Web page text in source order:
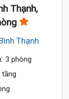
Thạnh,
Thạnh
3 phòng
tầng